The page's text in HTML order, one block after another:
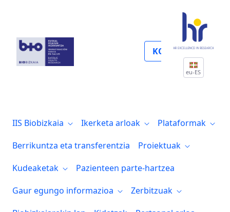
KOLABORATU
eu-ES
IIS Biobizkaia Ikerketa arloak
Plataformak
Berrikuntza eta transferentzia
Proiektuak
Kudeaketak
Pazienteen parte-hartzea
Gaur egungo informazioa
Zerbitzuak